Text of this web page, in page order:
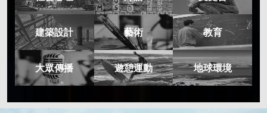
建築設計 藝術 教育
大眾傳播 遊憩運動 地球環境